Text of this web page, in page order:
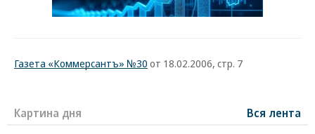
Газета «Коммерсантъ» №30 от 18.02.2006, стр. 7
Картина дня Вся лента